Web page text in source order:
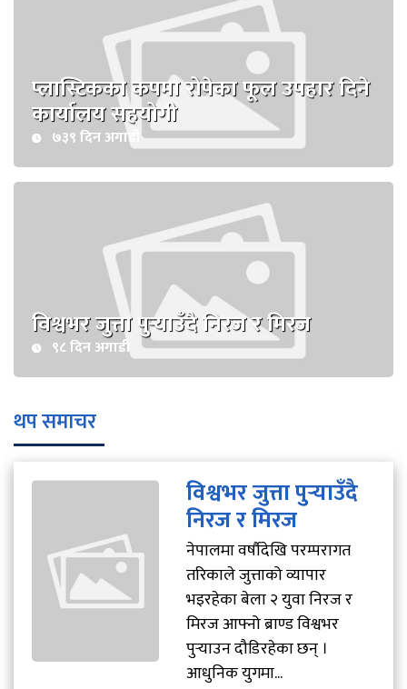
प्लास्टिकका कपमा रोपेका फूल उपहार दिने
कार्यालय सहयोगी
७३९ दिन अगाडी
विश्वभर जुत्ता पुर्‍याउँदै निरज र मिरज
९८ दिन अगाडी
थप समाचर
विश्वभर जुत्ता पुर्‍याउँदै
निरज र मिरज
नेपालमा वर्षौदेखि परम्परागत
तरिकाले जुत्ताको व्यापार
भइरहेका बेला २ युवा निरज र
मिरज आफ्नो ब्राण्ड विश्वभर
पुर्‍याउन दौडिरहेका छन् ।
आधुनिक युगमा...